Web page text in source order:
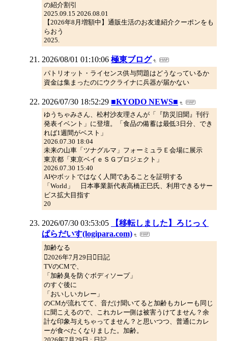
の紹介割引
2025.09.15 2026.08.01
【2026年8月増額中】通販生活のお友達紹介クーポンをも
らおう
2025.
2026/08/01 01:10:06 極東ブログ
パトリオット・ライセンス供与問題はどうなっているか
資金は集まったのにウクライナに兵器が届かない
2026/07/30 18:52:29 ■KYODO NEWS■
ゆうちゃみさん、松村沙友理さんが「『防災旧聞』刊行
発表イベント」に登壇。「食品の備蓄は最低3日分、でき
れば1週間がベスト」
2026.07.30 18:04
未来の山車「ツナグルマ」フォーミュラＥ会場に展示
東京都「東京ベイｅＳＧプロジェクト」
2026.07.30 15:40
AIやボットではなく人間であることを証明する
「World」 日本事業新代表高橋正巳氏、利用できるサー
ビス拡大目指す
20
2026/07/30 03:53:05
【移転しました】ろじっく
ぱらだいす(logipara.com)
加齢なる
2026年7月29日日記
TVのCMで、
「加齢臭を防ぐボディソープ」
のすぐ後に
「おいしいカレー」
のCMが流れてて、音だけ聞いてると加齢もカレーも同じ
に聞こえるので、これカレー側は被害うけてません？余
計な印象与えちゃってません？と思いつつ、普通にカレ
ーが食べたくなりました。加齢。